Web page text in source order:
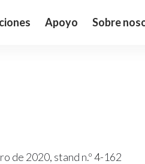
Apoyo Sobre
de 2020, stand n.º 4-162